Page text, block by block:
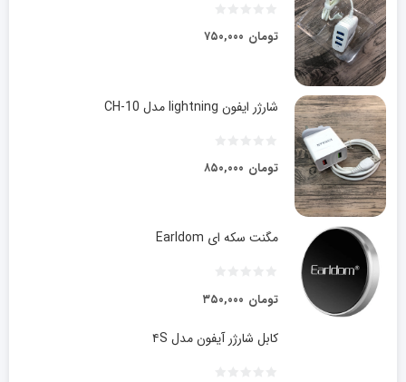
۷۵۰,۰۰۰ تومان
شارژر ایفون lightning مدل CH-10
۸۵۰,۰۰۰ تومان
مگنت سکه ای Earldom
۳۵۰,۰۰۰ تومان
کابل شارژر آیفون مدل ۴S